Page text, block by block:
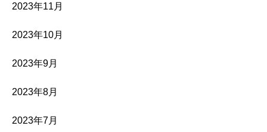
2023年11月
2023年10月
2023年9月
2023年8月
2023年7月